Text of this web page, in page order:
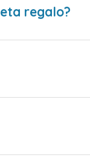
regalo?